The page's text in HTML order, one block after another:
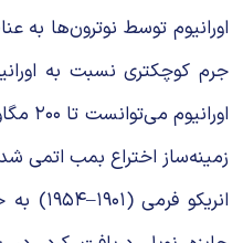
اورانیوم توسط نوترون‌ها به
جرم کوچکتری نسبت به
زمینه‌ساز اختراع بمب اتمی